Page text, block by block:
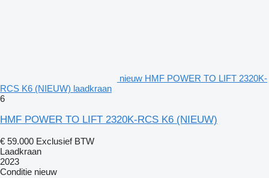
nieuw HMF POWER TO LIFT 2320K-
RCS K6 (NIEUW) laadkraan
6
HMF POWER TO LIFT 2320K-RCS K6 (NIEUW)
€ 59.000 Exclusief BTW
Laadkraan
2023
Conditie nieuw